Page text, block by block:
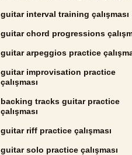
guitar interval training çalışması
guitar chord progressions
guitar arpeggios practice
guitar improvisation practice
çalışması
backing tracks guitar practice
çalışması
guitar riff practice çalışması
guitar solo practice çalışması